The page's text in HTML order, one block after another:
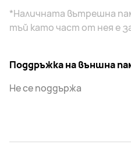
*Наличната вътрешна
тъй като част от нея е
Поддръжка на външна
Не се поддържа